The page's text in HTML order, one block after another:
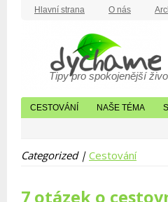
Hlavní strana O nás
Tipy pro spokojenější
CESTOVÁNÍ NAŠE TÉMA
Categorized | Cestování
7 otázek o